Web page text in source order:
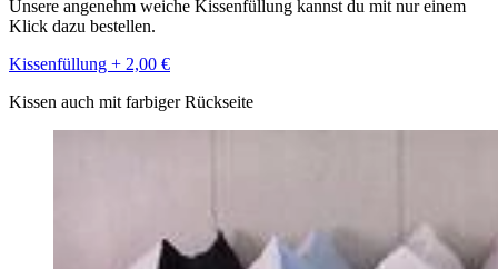
Unsere angenehm weiche Kissenfüllung kannst du mit nur einem
Klick dazu bestellen.
Kissenfüllung + 2,00 €
Kissen auch mit farbiger Rückseite